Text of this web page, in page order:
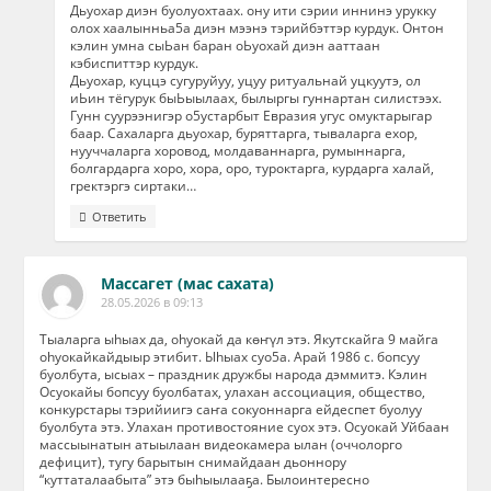
Дьуохар диэн буолуохтаах. ону ити сэрии иннинэ урукку
олох хаалынньа5а диэн мээнэ тэрийбэттэр курдук. Онтон
кэлин умна сыЬан баран оЬуохай диэн ааттаан
кэбиспиттэр курдук.
Дьуохар, куццэ сугуруйуу, уцуу ритуальнай уцкуутэ, ол
иЬин тёгурук быЬыылаах, былыргы гуннартан силистээх.
Гунн суурээнигэр о5устарбыт Евразия угус омуктарыгар
баар. Сахаларга дьуохар, буряттарга, тываларга ехор,
нууччаларга хоровод, молдаваннарга, румыннарга,
болгардарга хоро, хора, оро, туроктарга, курдарга халай,
гректэргэ сиртаки…
Ответить
Массагет (мас сахата)
28.05.2026 в 09:13
Тыаларга ыhыах да, оhуокай да көҥүл этэ. Якутскайга 9 майга
оhуокайкайдыыр этибит. Ыhыах суо5а. Арай 1986 с. бопсуу
буолбута, ысыах – праздник дружбы народа дэммитэ. Кэлин
Осуокайы бопсуу буолбатах, улахан ассоциация, общество,
конкурстары тэрийиигэ саҥа сокуоннарга ейдеспет буолуу
буолбута этэ. Улахан противостояние суох этэ. Осуокай Уйбаан
массыынатын атыылаан видеокамера ылан (оччолорго
дефицит), тугу барытын снимайдаан дьоннору
“куттаталаабыта” этэ быhыылааҕа. Былоинтересно